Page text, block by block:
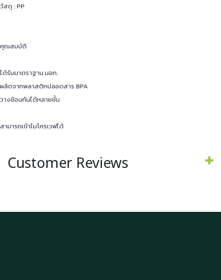
วัสดุ : PP
คุณสมบัติ
ได้รับมาตราฐาน มอก.
ผลิตจากพลาสติกปลอดสาร BPA
วางซ้อนกันได้หลายชั้น
สามารถเข้าไมโครเวฟได้
Customer Reviews